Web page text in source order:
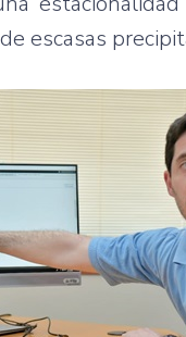
escasas